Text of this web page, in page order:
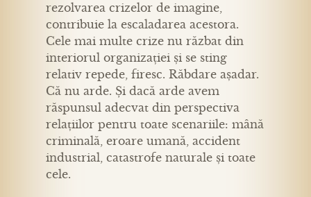
rezolvarea crizelor de imagine,
contribuie la escaladarea acestora.
Cele mai multe crize nu răzbat din
interiorul organizației și se sting
relativ repede, firesc. Răbdare așadar.
Că nu arde. Și dacă arde avem
răspunsul adecvat din perspectiva
relațiilor pentru toate scenariile: mână
criminală, eroare umană, accident
industrial, catastrofe naturale și toate
cele.